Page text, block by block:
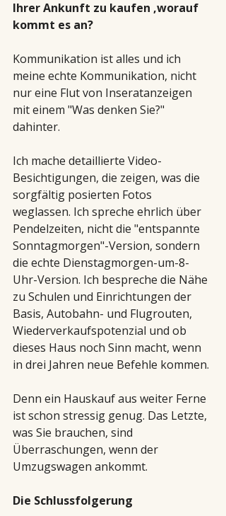
Ihrer Ankunft zu kaufen ,worauf
kommt es an?
Kommunikation ist alles und ich
meine echte Kommunikation, nicht
nur eine Flut von Inseratanzeigen
mit einem "Was denken Sie?"
dahinter.
Ich mache detaillierte Video-
Besichtigungen, die zeigen, was die
sorgfältig posierten Fotos
weglassen. Ich spreche ehrlich über
Pendelzeiten, nicht die "entspannte
Sonntagmorgen"-Version, sondern
die echte Dienstagmorgen-um-8-
Uhr-Version. Ich bespreche die Nähe
zu Schulen und Einrichtungen der
Basis, Autobahn- und Flugrouten,
Wiederverkaufspotenzial und ob
dieses Haus noch Sinn macht, wenn
in drei Jahren neue Befehle kommen.
Denn ein Hauskauf aus weiter Ferne
ist schon stressig genug. Das Letzte,
was Sie brauchen, sind
Überraschungen, wenn der
Umzugswagen ankommt.
Die Schlussfolgerung